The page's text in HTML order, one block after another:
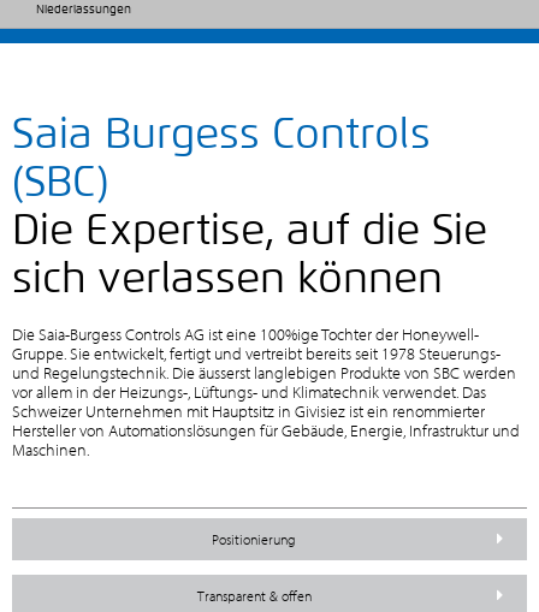
Niederlassungen
Saia Burgess Controls
(SBC)
Die Expertise, auf die Sie
sich verlassen können
Die Saia-Burgess Controls AG ist eine 100%ige Tochter der Honeywell-
Gruppe. Sie entwickelt, fertigt und vertreibt bereits seit 1978 Steuerungs-
und Regelungstechnik. Die äusserst langlebigen Produkte von SBC werden
vor allem in der Heizungs-, Lüftungs- und Klimatechnik verwendet. Das
Schweizer Unternehmen mit Hauptsitz in Givisiez ist ein renommierter
Hersteller von Automationslösungen für Gebäude, Energie, Infrastruktur und
Maschinen.
Positionierung
Transparent & offen